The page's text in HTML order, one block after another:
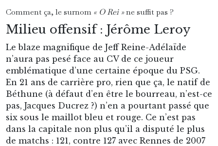
Comment ça, le surnom « O Rei »ne suffit pas ?
Milieu offensif : Jérôme Leroy
Le blaze magnifique de Jeff Reine-Adélaïde
n’aura pas pesé face au CV de ce joueur
emblématique d’une certaine époque du PSG.
En 21 ans de carrière pro, rien que ça, le natif de
Béthune (à défaut d’en être le bourreau, n’est-ce
pas, Jacques Ducrez ?) n’en a pourtant passé que
six sous le maillot bleu et rouge. Ce n’est pas
dans la capitale non plus qu’il a disputé le plus
de matchs : 121, contre 127 avec Rennes de 2007